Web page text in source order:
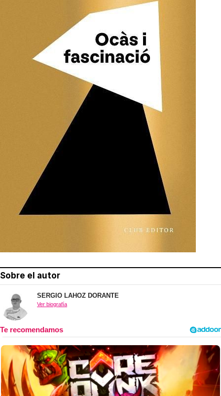
Sobre el autor
SERGIO LAHOZ DORANTE
Ver biografía